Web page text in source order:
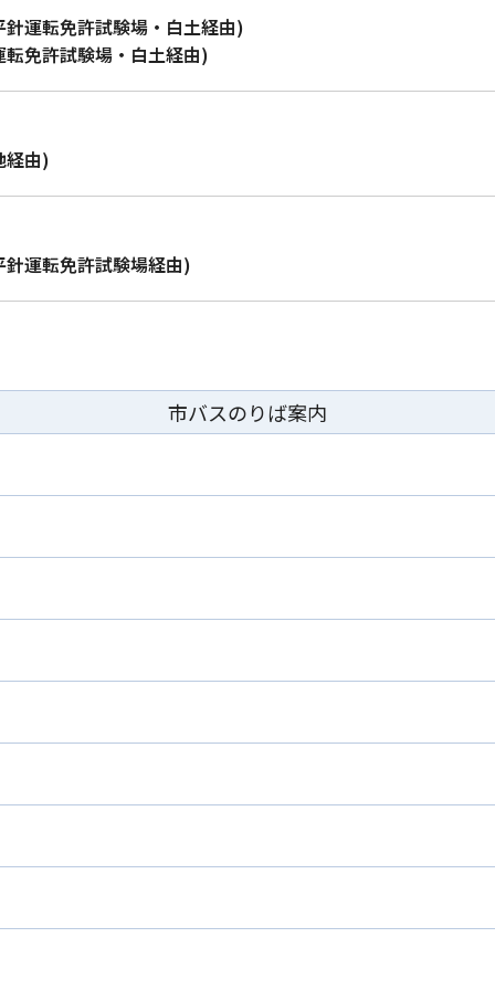
運転免許試験場・白土経由)
免許試験場・白土経由)
経由)
運転免許試験場経由)
市バスのりば案内